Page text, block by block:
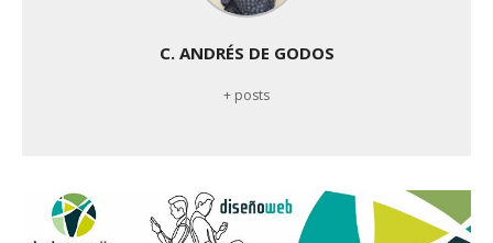
C. ANDRÉS DE GODOS
+ posts